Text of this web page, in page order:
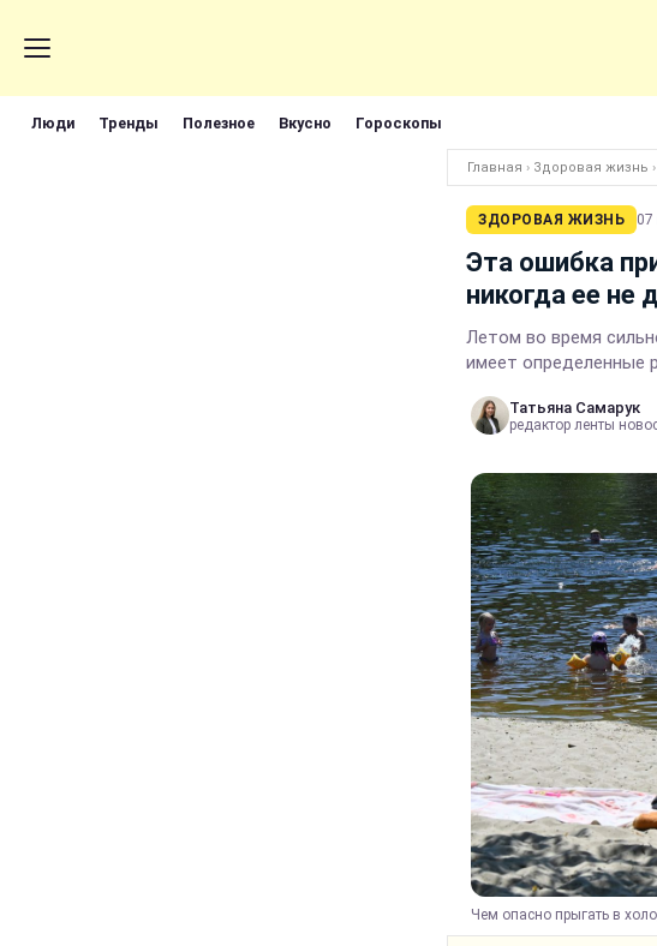
Люди Тренды Полезное Вкусно Гороскопы
Главная › Здоровая жизнь ›
ЗДОРОВАЯ ЖИЗНЬ 07
Эта ошибка
никогда ее не
Летом во время
имеет определенные
Татьяна Самарук
редактор ленты
Чем опасно прыгать в